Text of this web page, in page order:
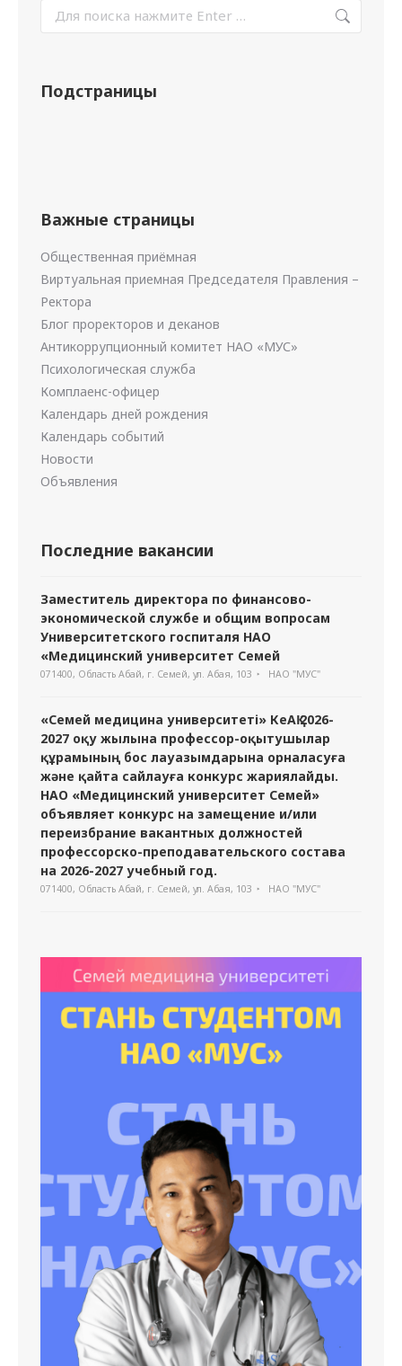
Подстраницы
Важные страницы
Общественная приёмная
Виртуальная приемная Председателя Правления –
Ректора
Блог проректоров и деканов
Антикоррупционный комитет НАО «МУС»
Психологическая служба
Комплаенс-офицер
Календарь дней рождения
Календарь событий
Новости
Объявления
Последние вакансии
Заместитель директора по финансово-
экономической службе и общим вопросам
Университетского госпиталя НАО
«Медицинский университет Семей
071400, Область Абай, г. Семей, ул. Абая, 103 НАО "МУС"
«Семей медицина университеті» КеАҚ 2026-
2027 оқу жылына профессор-оқытушылар
құрамының бос лауазымдарына орналасуға
және қайта сайлауға конкурс жариялайды.
НАО «Медицинский университет Семей»
объявляет конкурс на замещение и/или
переизбрание вакантных должностей
профессорско-преподавательского состава
на 2026-2027 учебный год.
071400, Область Абай, г. Семей, ул. Абая, 103 НАО "МУС"